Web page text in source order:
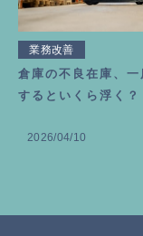
業務改善
倉庫の不良在庫、一
するといくら浮く？
2026/04/10